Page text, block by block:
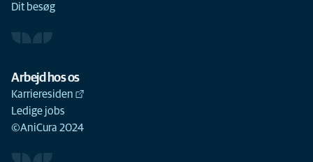
Dit besøg
Arbejd hos os
Karrieresiden
Ledige jobs
©AniCura 2024